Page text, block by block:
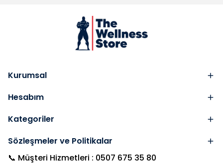
Kurumsal
Hesabım
Kategoriler
Sözleşmeler ve Politikalar
📞 Müşteri Hizmetleri : 0507 675 35 80